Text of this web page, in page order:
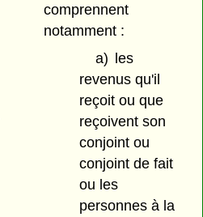
comprennent
notamment :
a)
les
revenus qu'il
reçoit ou que
reçoivent son
conjoint ou
conjoint de fait
ou les
personnes à la